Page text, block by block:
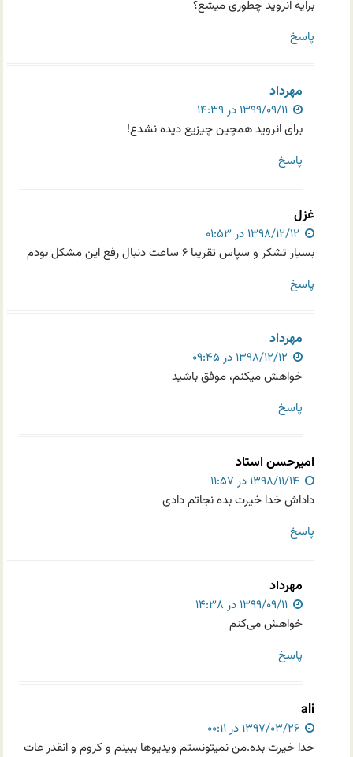
برایه انروید چطوری میشع؟
پاسخ
مهرداد
۱۳۹۹/۰۹/۱۱ در ۱۴:۳۹
برای انروید همچین چیزیع دیده نشدع!
پاسخ
غزل
بسیار تشکر و سپاس تقریبا ۶ ساعت دنبال رفع این مشکل بودم
پاسخ
مهرداد
خواهش میکنم، موفق باشید
پاسخ
امیرحسن استاد
داداش خدا خیرت بده نجاتم دادی
پاسخ
مهرداد
۱۳۹۹/۰۹/۱۱ در ۱۴:۳۸
خواهش می‌کنم
پاسخ
ali
۱۳۹۷/۰۳/۲۶ در ۰۰:۱۱
خدا خیرت بده.من نمیتونستم ویدیوها ببینم و کروم و انقدر عات